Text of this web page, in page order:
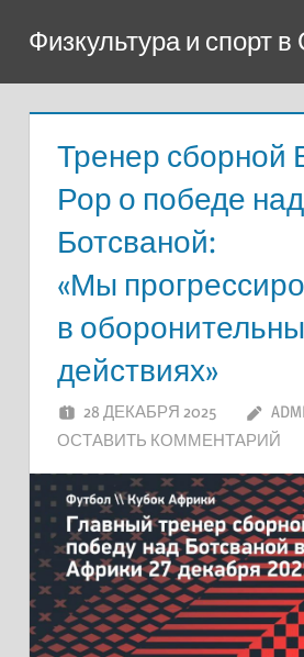
содержимому
Физкультура и спорт
Тренер сборной
Рор о победе над
Ботсваной:
«Мы
в
действиях»
28 ДЕКАБРЯ 2025
ОСТАВИТЬ КОММЕНТАРИЙ